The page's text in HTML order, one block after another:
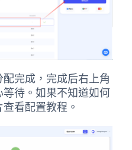
完成，完成后右上角
待。如果不知道如何
看配置教程。